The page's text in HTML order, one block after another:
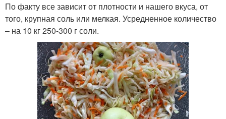
По факту все зависит от плотности и нашего вкуса, от
того, крупная соль или мелкая. Усредненное количество
– на 10 кг 250-300 г соли.